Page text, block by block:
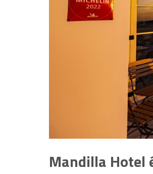
Mandilla Hotel